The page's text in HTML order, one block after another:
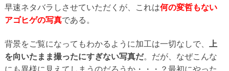
早速ネタバラしさせていただくが、これは何の変哲もない
アゴヒゲの写真である。
背景をご覧になってもわかるように加工は一切なしで、
上
を向いたまま撮ったにすぎない写真だ。だが、なぜこんな
にも異様に見えてしまうのだろうか・・・？最初にやった